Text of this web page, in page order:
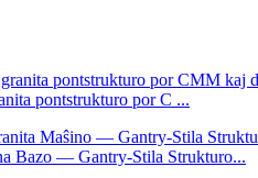
pontstrukturo por C ...
Bazo — Gantry-Stila Strukturo...